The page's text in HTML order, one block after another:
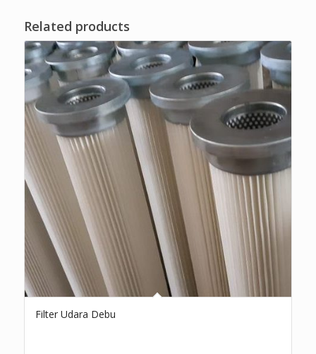
Related products
Filter Udara Debu